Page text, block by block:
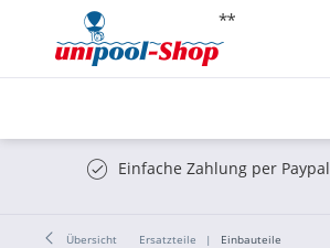
Einfache Zahlung per Paypal
Übersicht Ersatzteile Einbauteile